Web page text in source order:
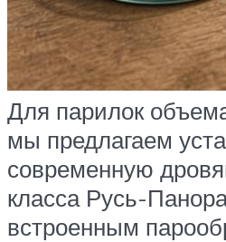
Для парилок
мы предлагаем
современную
класса Русь-
встроенным